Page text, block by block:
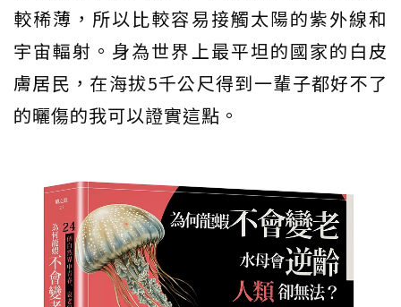
較稀薄，所以比較容易接觸太陽的紫外線和
宇宙輻射。身為世界上最平坦的國家的白皮
膚居民，在海拔5千公尺得到一輩子都好不了
的曬傷的我可以證實這點。